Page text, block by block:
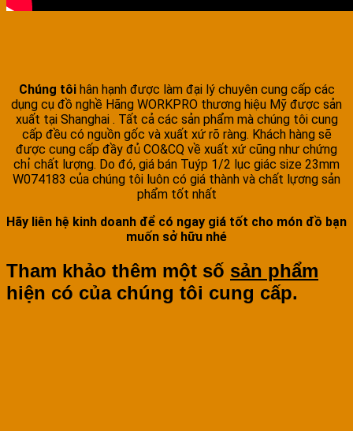
Chúng tôi hân hạnh được làm đại lý chuyên cung cấp các
dụng cụ đồ nghề Hãng WORKPRO thương hiệu Mỹ được sản
xuất tại Shanghai . Tất cả các sản phẩm mà chúng tôi cung
cấp đều có nguồn gốc và xuất xứ rõ ràng. Khách hàng sẽ
được cung cấp đầy đủ CO&CQ về xuất xứ cũng như chứng
chỉ chất lượng. Do đó, giá bán Tuýp 1/2 lục giác size 23mm
W074183 của chúng tôi luôn có giá thành và chất lựơng sản
phẩm tốt nhất
Hãy liên hệ kinh doanh để có ngay giá tốt cho món đồ bạn
muốn sở hữu nhé
Tham khảo thêm một số sản phẩm
hiện có của chúng tôi cung cấp.